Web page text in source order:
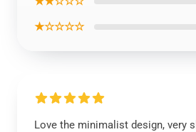
★☆☆☆☆
Love the minimalist design, very